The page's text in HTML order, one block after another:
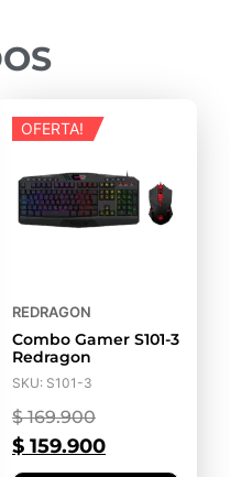
OFERTA!
REDRAGON
Combo Gamer S101-3
Redragon
SKU: S101-3
$169.900
$ 159.900